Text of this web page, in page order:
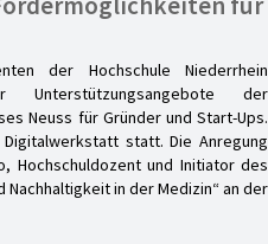
der Hochschule Niederrhein
der
Neuss für Gründer und Start-Ups.
statt. Die Anregung
Hochschuldozent und Initiator des
in der Medizin“ an der